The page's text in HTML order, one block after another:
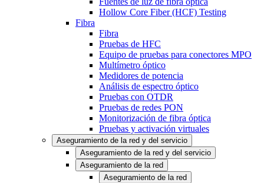
Hollow Core Fiber (HCF) Testing
Fibra
Fibra
Pruebas de HFC
Equipo de pruebas para conectores MPO
Multímetro óptico
Medidores de potencia
Análisis de espectro óptico
Pruebas con OTDR
Pruebas de redes PON
Monitorización de fibra óptica
Pruebas y activación virtuales
Aseguramiento de la red y del servicio
Aseguramiento de la red y del servicio
Aseguramiento de la red
Aseguramiento de la red